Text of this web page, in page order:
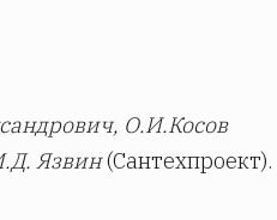
О.И.Косов
Язвин(Сантехпроект).